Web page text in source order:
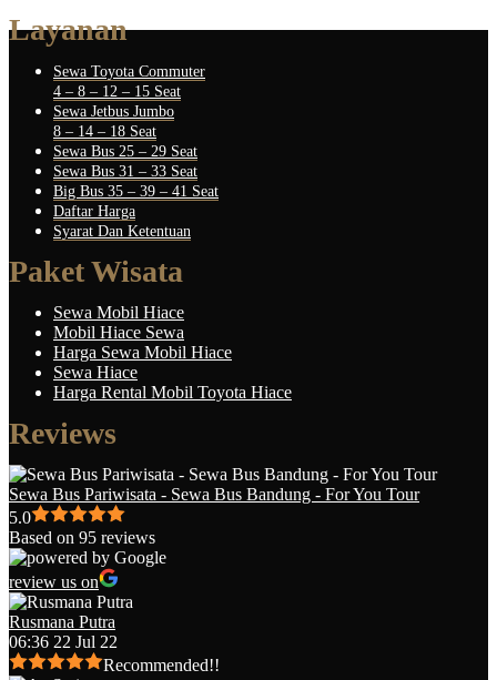
Layanan
Sewa Toyota Commuter
4 – 8 – 12 – 15 Seat
Sewa Jetbus Jumbo
8 – 14 – 18 Seat
Sewa Bus 25 – 29 Seat
Sewa Bus 31 – 33 Seat
Big Bus 35 – 39 – 41 Seat
Daftar Harga
Syarat Dan Ketentuan
Paket Wisata
Sewa Mobil Hiace
Mobil Hiace Sewa
Harga Sewa Mobil Hiace
Sewa Hiace
Harga Rental Mobil Toyota Hiace
Reviews
Sewa Bus Pariwisata - Sewa Bus Bandung - For You Tour
5.0
Based on 95 reviews
review us on
Rusmana Putra
06:36 22 Jul 22
Recommended!!